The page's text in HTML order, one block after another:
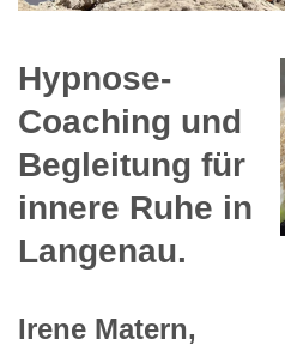
Hypnose-
Coaching und
Begleitung für
innere Ruhe in
Langenau.
Irene Matern,